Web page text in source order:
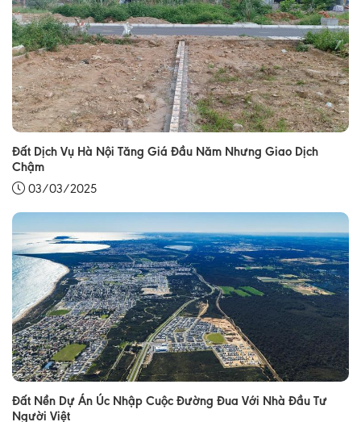
Đất Dịch Vụ Hà Nội Tăng Giá Đầu Năm Nhưng Giao Dịch
Chậm
03/03/2025
Đất Nền Dự Án Úc Nhập Cuộc Đường Đua Với Nhà Đầu Tư
Người Việt